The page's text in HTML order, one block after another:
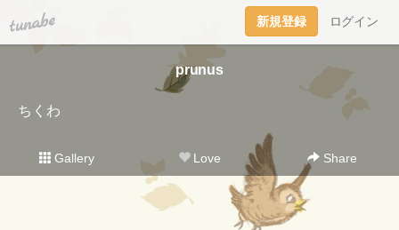
tuna.be 新規登録 ログイン
prunus
ちくわ
Gallery Love Share